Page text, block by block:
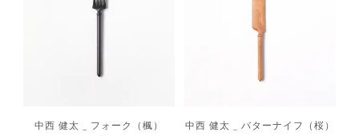
中西 健太 _ フォーク（楓）
中西 健太 _ バターナイフ（桜）